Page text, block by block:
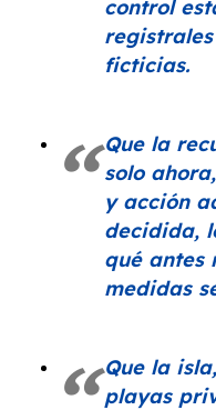
control
ficticias.
Que la
solo
y acción
decidida,
qué antes
medidas
Que la
playas